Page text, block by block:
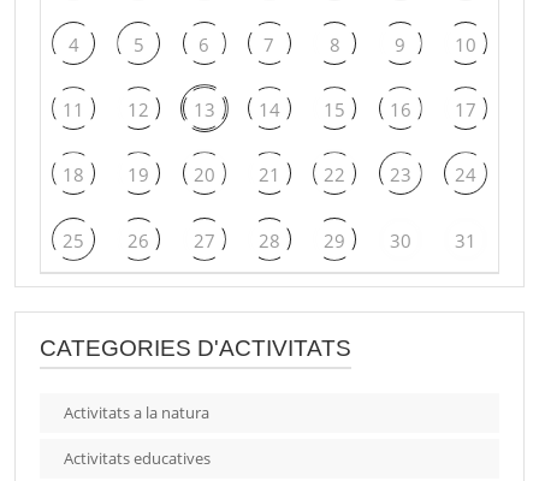
4 5 6 7 8 9 10
11 12 13 14 15 16 17
18 19 20 21 22 23 24
25 26 27 28 29 30 31
CATEGORIES D'ACTIVITATS
Activitats a la natura
Activitats educatives